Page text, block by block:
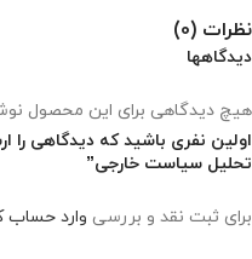
نظرات (0)
دیدگاهها
هیچ دیدگاهی برای این محصول
اولین نفری باشید که دیدگاهی را
تحلیل سیاست خارجی”
برای ثبت نقد و بررسی وارد حساب